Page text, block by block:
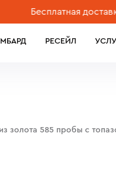
Бесплатная доставка
РЕСЕЙЛ
золота 585 пробы с